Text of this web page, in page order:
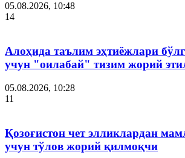
05.08.2026, 10:48
14
Алоҳида таълим эҳтиёжлари
учун "оилабай" тизим жорий
05.08.2026, 10:28
11
Қозоғистон чет элликлардан
учун тўлов жорий қилмоқчи